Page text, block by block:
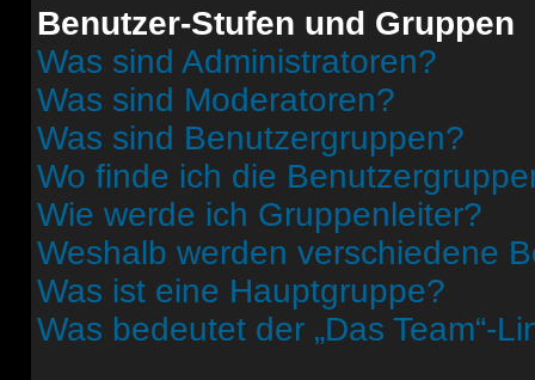
Benutzer-Stufen und Gruppen
Was sind Administratoren?
Was sind Moderatoren?
Was sind Benutzergruppen?
Wo finde ich die
Wie werde ich Gruppenleiter?
Weshalb werden verschiedene
Was ist eine Hauptgruppe?
Was bedeutet der „Das Team“-